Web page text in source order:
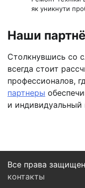
як уникнути
Наши
Столкнувшись со
всегда стоит
профессионалов,
партнеры
и
Все права
контакты